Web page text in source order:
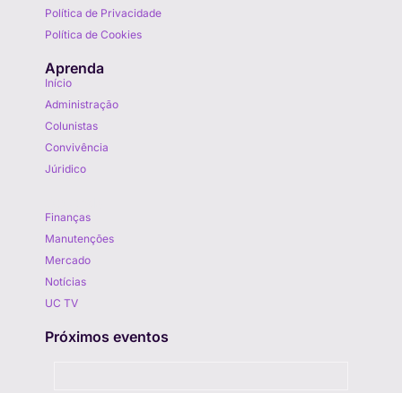
Política de Privacidade
Política de Cookies
Aprenda
Início
Administração
Colunistas
Convivência
Júridico
Finanças
Manutenções
Mercado
Notícias
UC TV
Próximos eventos